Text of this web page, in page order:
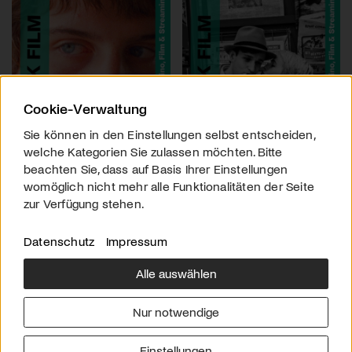
Über uns
Downloads
Werben
Impressum
Cookie-Verwaltung
Sie können in den Einstellungen selbst entscheiden,
welche Kategorien Sie zulassen möchten. Bitte
beachten Sie, dass auf Basis Ihrer Einstellungen
womöglich nicht mehr alle Funktionalitäten der Seite
zur Verfügung stehen.
Datenschutz Impressum
Alle auswählen
Nur notwendige